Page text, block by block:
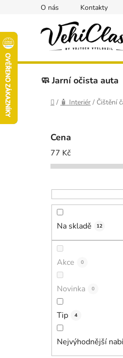
O nás Kontakty
🧼 Jarní očista auta
Domů
/ 🧴 Interiér / Čištění
Cena
77 Kč
Na skladě 12
Akce 0
Novinka 0
Tip 4
Nejvýhodnější